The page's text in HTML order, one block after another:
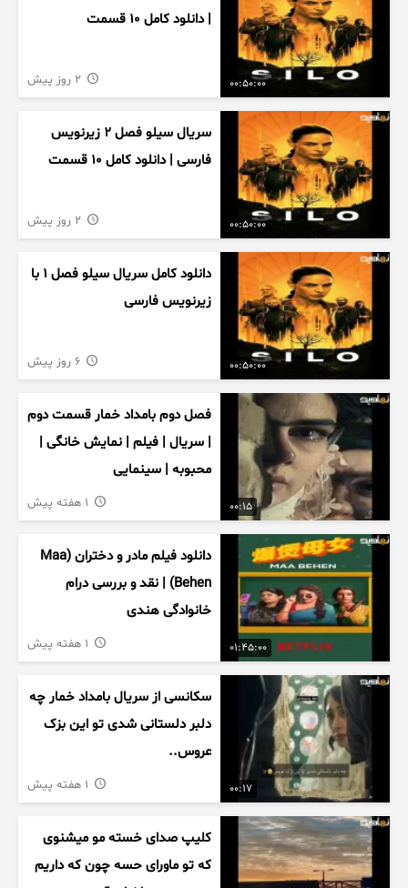
00:50:00
| دانلود کامل ۱۰ قسمت
00:50:00
سریال سیلو فصل ۲ زیرنویس
فارسی | دانلود کامل ۱۰ قسمت
00:50:00
دانلود کامل سریال سیلو فصل ۱ با
زیرنویس فارسی
00:15
فصل دوم بامداد خمار قسمت دوم
| سریال | فیلم | نمایش خانگی |
محبوبه | سینمایی
01:45:00
دانلود فیلم مادر و دختران (Maa
Behen) | نقد و بررسی درام
خانوادگی هندی
00:17
سکانسی از سریال بامداد خمار چه
دلبر دلستانی شدی تو این بزک
عروس..
کلیپ صدای خسته مو میشنوی
که تو ماورای حسه چون که داریم